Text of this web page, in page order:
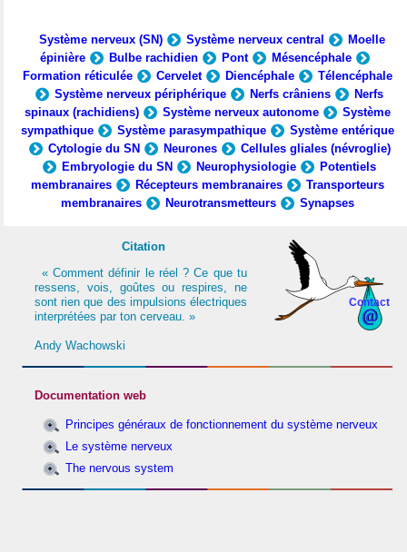
Système nerveux (SN) Système nerveux central
Moelle
épinière
Bulbe rachidien Pont
Mésencéphale
Formation réticulée
Cervelet Diencéphale
Télencéphale
Système nerveux périphérique
Nerfs crâniens
Nerfs
spinaux (rachidiens)
Système nerveux autonome
Système
sympathique
Système parasympathique
Système entérique
Cytologie du SN
Neurones
Cellules gliales (névroglie)
Embryologie du SN
Neurophysiologie
Potentiels
membranaires
Récepteurs membranaires
Transporteurs
membranaires
Neurotransmetteurs Synapses
Contact
Citation
« Comment définir le réel ? Ce que tu
ressens, vois, goûtes ou respires, ne
sont rien que des impulsions électriques
interprétées par ton cerveau. »
Andy Wachowski
Documentation web
Principes généraux de fonctionnement du système nerveux
Le système nerveux
The nervous system